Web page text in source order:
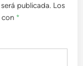
publicada. Los
con *